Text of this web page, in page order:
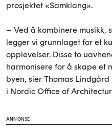
prosjektet «Samklang».
– Ved å kombinere musikk,
legger vi grunnlaget for et
opplevelser. Disse to
harmonisere for å skape et
byen, sier Thomas
i Nordic Office of
ANNONSE